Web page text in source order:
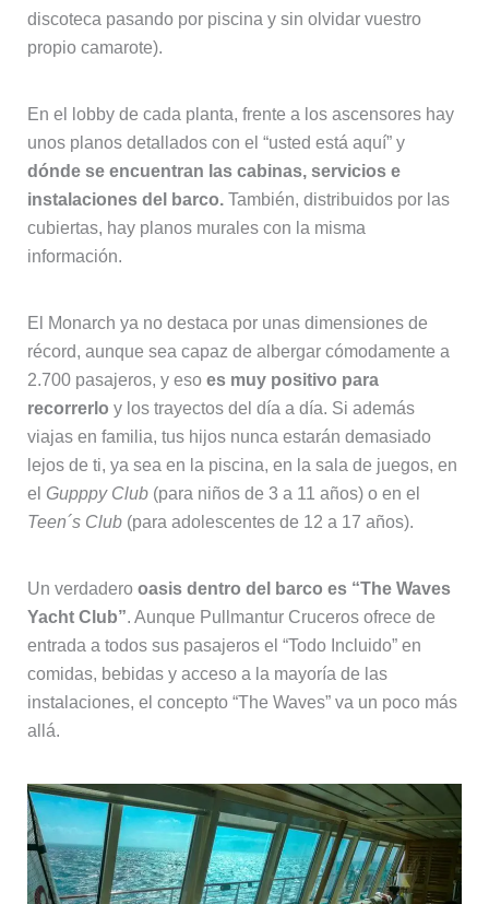
discoteca pasando por piscina y sin olvidar vuestro
propio camarote).
En el lobby de cada planta, frente a los ascensores hay
unos planos detallados con el “usted está aquí” y
dónde se encuentran las cabinas, servicios e
instalaciones del barco.También, distribuidos por las
cubiertas, hay planos murales con la misma
información.
El Monarch ya no destaca por unas dimensiones de
récord, aunque sea capaz de albergar cómodamente a
2.700 pasajeros, y eso es muy positivo para
recorrerlo y los trayectos del día a día. Si además
viajas en familia, tus hijos nunca estarán demasiado
lejos de ti, ya sea en la piscina, en la sala de juegos, en
el Gupppy Club(para niños de 3 a 11 años) o en el
Teen´s Club(para adolescentes de 12 a 17 años).
Un verdadero oasis dentro del barco es “The Waves
Yacht Club”. Aunque Pullmantur Cruceros ofrece de
entrada a todos sus pasajeros el “Todo Incluido” en
comidas, bebidas y acceso a la mayoría de las
instalaciones, el concepto “The Waves” va un poco más
allá.